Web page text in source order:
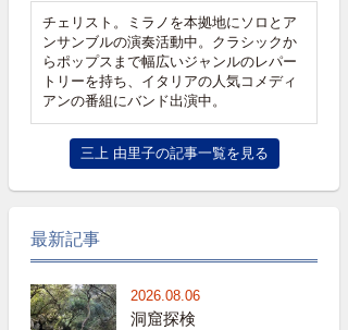
チェリスト。ミラノを本拠地にソロとア
ンサンブルの演奏活動中。クラシックか
らポップスまで幅広いジャンルのレパー
トリーを持ち、イタリアの人気コメディ
アンの番組にバンド出演中。
三上 由里子の記事一覧を見る
最新記事
2026.08.06
洞窟探検